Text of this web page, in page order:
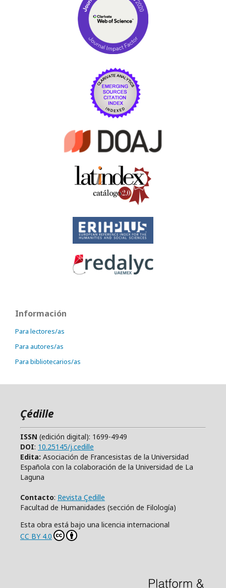
Información
Para lectores/as
Para autores/as
Para bibliotecarios/as
Çédille
ISSN (edición digital): 1699-4949
DOI: 10.25145/j.cedille
Edita: Asociación de Francesistas de la Universidad
Española con la colaboración de la Universidad de La
Laguna
Contacto: Revista Çedille
Facultad de Humanidades (sección de Filología)
Esta obra está bajo una licencia internacional
CC BY 4.0